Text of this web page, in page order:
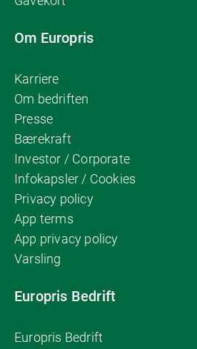
Om Europris
Karriere
Om bedriften
Presse
Bærekraft
Investor / Corporate
Infokapsler / Cookies
Privacy policy
App terms
App privacy policy
Varsling
Europris Bedrift
Europris Bedrift